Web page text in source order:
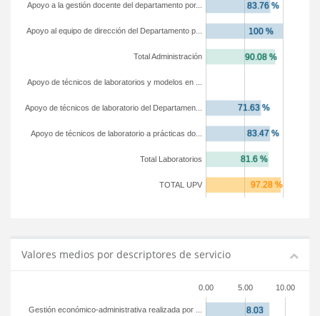
TOTAL UPV
Total Laboratorios
Apoyo de técnicos de laboratorio a prácticas do...
Apoyo de técnicos de laboratorio del Departamen...
Apoyo de técnicos de laboratorios y modelos en ...
Total Administración
Apoyo al equipo de dirección del Departamento p...
Apoyo a la gestión docente del departamento por...
Valores medios por descriptores de servicio
0.00 5.00 10.00
Gestión económico-administrativa realizada por ...